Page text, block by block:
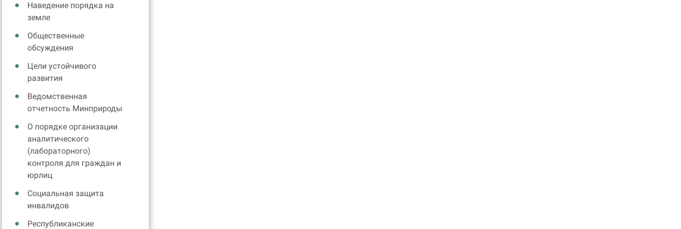
Наведение порядка на
земле
Общественные
обсуждения
Цели устойчивого
развития
Ведомственная
отчетность Минприроды
О порядке организации
аналитического
(лабораторного)
контроля для граждан и
юрлиц
Социальная защита
инвалидов
Республиканские